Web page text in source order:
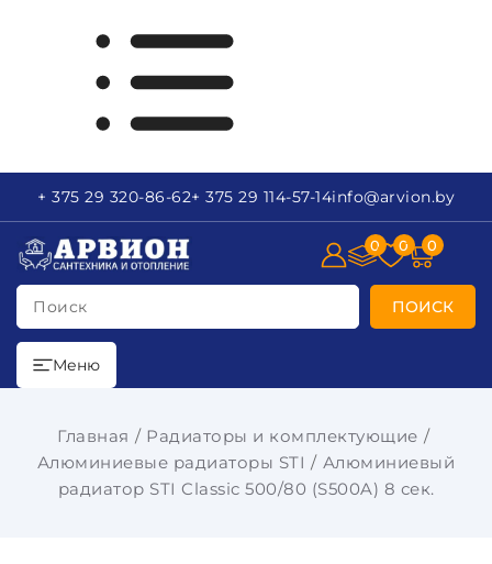
+ 375 29 320-86-62+ 375 29 114-57-14info@arvion.by
Поиск ПОИСК
0 0 0
Меню
Главная
Радиаторы и комплектующие
Алюминиевые радиаторы STI
Алюминиевый
радиатор STI Classic 500/80 (S500A) 8 сек.